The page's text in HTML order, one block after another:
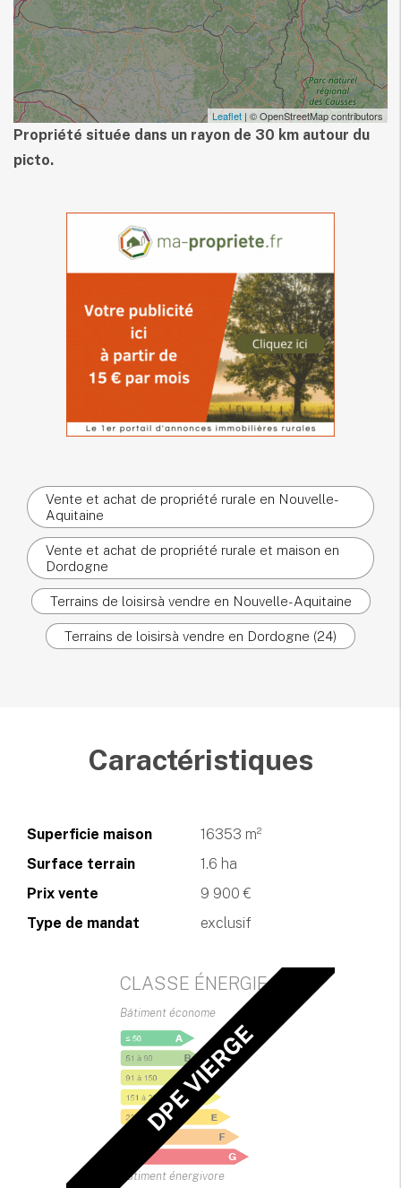
Leaflet | © OpenStreetMap contributors
Propriété située dans un rayon de 30 km autour du
picto.
Vente et achat de propriété rurale en Nouvelle-
Aquitaine
Vente et achat de propriété rurale et maison en
Dordogne
Terrains de loisirsà vendre en Nouvelle-Aquitaine
Terrains de loisirsà vendre en Dordogne (24)
Caractéristiques
Superficie maison
16353 m²
Surface terrain
1.6 ha
Prix vente
9 900 €
Type de mandat
exclusif
CLASSE ÉNERGIE
Bâtiment économe
Bâtiment énergivore
DPE VIERGE